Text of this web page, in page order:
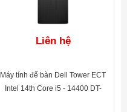
Liên hệ
Máy tính để bàn Dell Tower ECT
Intel 14th Core i5 - 14400 DT-